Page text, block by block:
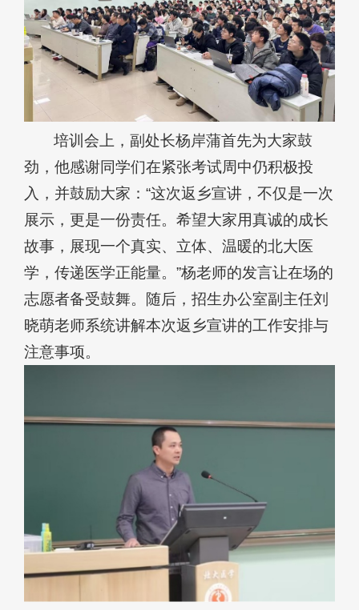
培训会上，副处长杨岸蒲首先为大家鼓
劲，他感谢同学们在紧张考试周中仍积极投
入，并鼓励大家：“这次返乡宣讲，不仅是一次
展示，更是一份责任。希望大家用真诚的成长
故事，展现一个真实、立体、温暖的北大医
学，传递医学正能量。”杨老师的发言让在场的
志愿者备受鼓舞。随后，招生办公室副主任刘
晓萌老师系统讲解本次返乡宣讲的工作安排与
注意事项。